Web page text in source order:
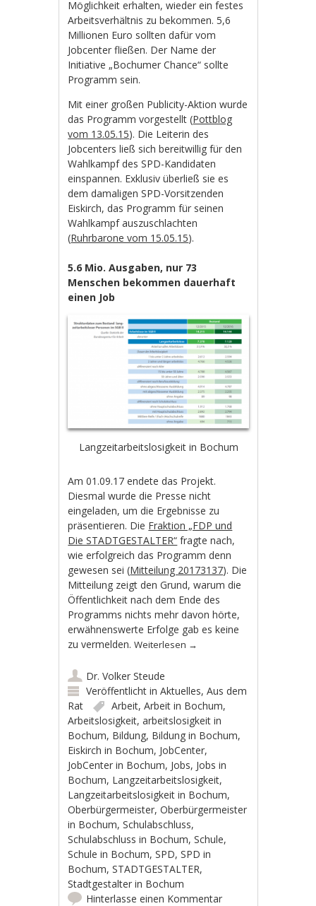
Möglichkeit erhalten, wieder ein festes
Arbeitsverhältnis zu bekommen. 5,6
Millionen Euro sollten dafür vom
Jobcenter fließen. Der Name der
Initiative „Bochumer Chance“ sollte
Programm sein.
Mit einer großen Publicity-Aktion wurde
das Programm vorgestellt (Pottblog
vom 13.05.15). Die Leiterin des
Jobcenters ließ sich bereitwillig für den
Wahlkampf des SPD-Kandidaten
einspannen. Exklusiv überließ sie es
dem damaligen SPD-Vorsitzenden
Eiskirch, das Programm für seinen
Wahlkampf auszuschlachten
(Ruhrbarone vom 15.05.15).
5.6 Mio. Ausgaben, nur 73
Menschen bekommen dauerhaft
einen Job
Langzeitarbeitslosigkeit in Bochum
Am 01.09.17 endete das Projekt.
Diesmal wurde die Presse nicht
eingeladen, um die Ergebnisse zu
präsentieren. Die Fraktion „FDP und
Die STADTGESTALTER“ fragte nach,
wie erfolgreich das Programm denn
gewesen sei (Mitteilung 20173137). Die
Mitteilung zeigt den Grund, warum die
Öffentlichkeit nach dem Ende des
Programms nichts mehr davon hörte,
erwähnenswerte Erfolge gab es keine
zu vermelden.Weiterlesen →
Dr. Volker Steude
Veröffentlicht inAktuelles,Aus dem
Rat
Arbeit,Arbeit in Bochum,
Arbeitslosigkeit,arbeitslosigkeit in
Bochum, Bildung, Bildung in Bochum,
Eiskirch in Bochum, JobCenter,
JobCenter in Bochum, Jobs, Jobs in
Bochum, Langzeitarbeitslosigkeit,
Langzeitarbeitslosigkeit in Bochum,
Oberbürgermeister,Oberbürgermeister
in Bochum,Schulabschluss,
Schulabschluss in Bochum,Schule,
Schule in Bochum,SPD,SPD in
Bochum,STADTGESTALTER,
Stadtgestalter in Bochum
Hinterlasse einen Kommentar